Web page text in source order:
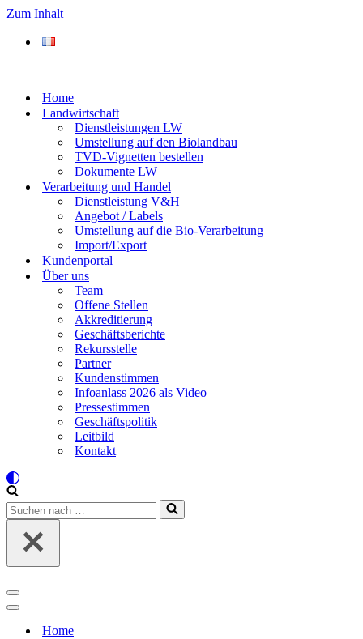
Zum Inhalt
Home
Landwirtschaft
Dienstleistungen LW
Umstellung auf den Biolandbau
TVD-Vignetten bestellen
Dokumente LW
Verarbeitung und Handel
Dienstleistung V&H
Angebot / Labels
Umstellung auf die Bio-Verarbeitung
Import/Export
Kundenportal
Über uns
Team
Offene Stellen
Akkreditierung
Geschäftsberichte
Rekursstelle
Partner
Kundenstimmen
Infoanlass 2026 als Video
Pressestimmen
Geschäftspolitik
Leitbild
Kontakt
Suchen
nach …
Navigations-
Menü
Navigations-
Home